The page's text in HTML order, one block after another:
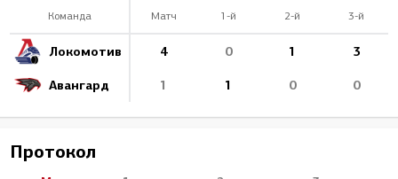
Команда Матч 1-й 2-й 3-й
Локомотив 4 0 1 3
Авангард 1 1 0 0
Протокол